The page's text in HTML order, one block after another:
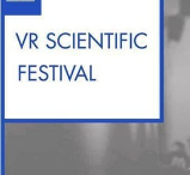
stolt
partner